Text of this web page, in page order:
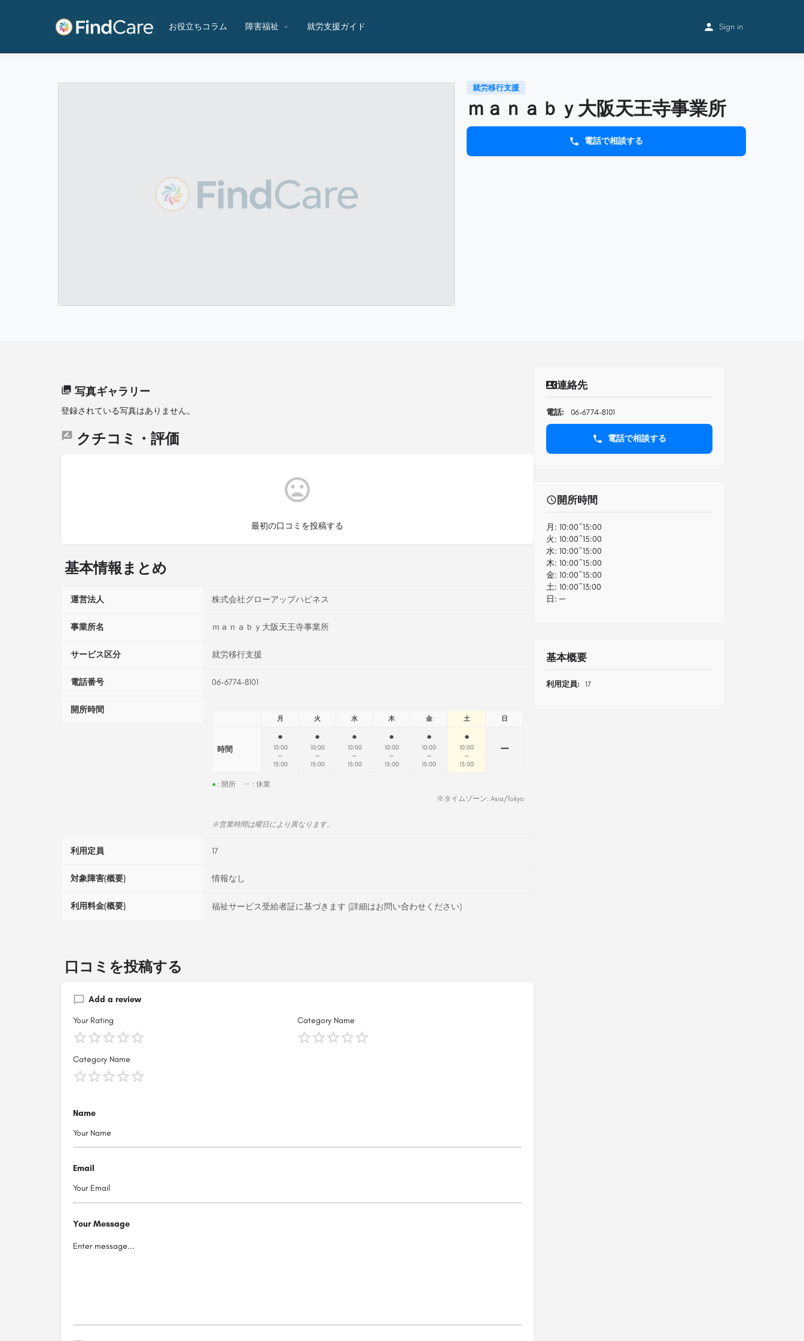
お役立ちコラム 障害福祉 就労支援ガイド Sign in
ｍａｎａｂｙ大阪天王寺事業所 ｍａｎａｂｙ大阪天王寺事業所
就労移行支援
ｍａｎａｂｙ大阪天王寺事業所
電話で相談する
写真ギャラリー
登録されている写真はありません。
クチコミ・評価
最初の口コミを投稿する
基本情報まとめ
運営法人 株式会社グローアップハピネス
事業所名 ｍａｎａｂｙ大阪天王寺事業所
サービス区分 就労移行支援
電話番号 06-6774-8101
開所時間
月 火 水 木 金 土 日
時間
●
10:00
～
15:00
●
10:00
～
15:00
●
10:00
～
15:00
●
10:00
～
15:00
●
10:00
～
15:00
●
10:00
～
13:00
ー
● : 開所 ー : 休業
※タイムゾーン: Asia/Tokyo
※営業時間は曜日により異なります。
利用定員 17
対象障害(概要) 情報なし
利用料金(概要) 福祉サービス受給者証に基づきます (詳細はお問い合わせください)
口コミを投稿する
Add a review
Your Rating Category Name
Category Name
Name
Email
Your Message
連絡先
電話: 06-6774-8101
電話で相談する
開所時間
月: 10:00~15:00
火: 10:00~15:00
水: 10:00~15:00
木: 10:00~15:00
金: 10:00~15:00
土: 10:00~13:00
日: ─
基本概要
利用定員: 17